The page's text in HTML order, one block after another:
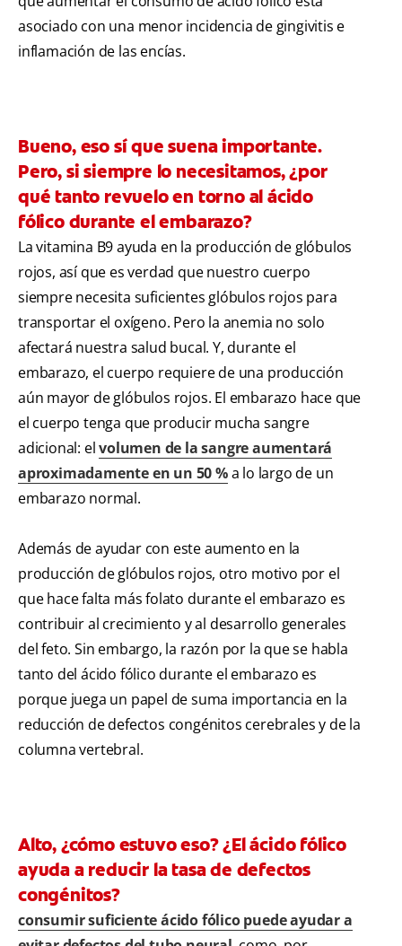
asociado con una menor incidencia de gingivitis e
inflamación de las encías.
Bueno, eso sí que suena importante.
Pero, si siempre lo necesitamos, ¿por
qué tanto revuelo en torno al ácido
fólico durante el embarazo?
La vitamina B9 ayuda en la producción de glóbulos
rojos, así que es verdad que nuestro cuerpo
siempre necesita suficientes glóbulos rojos para
transportar el oxígeno. Pero la anemia no solo
afectará nuestra salud bucal. Y, durante el
embarazo, el cuerpo requiere de una producción
aún mayor de glóbulos rojos. El embarazo hace que
el cuerpo tenga que producir mucha sangre
adicional: elvolumen de la sangre aumentará
aproximadamente en un 50 %a lo largo de un
embarazo normal.
Además de ayudar con este aumento en la
producción de glóbulos rojos, otro motivo por el
que hace falta más folato durante el embarazo es
contribuir al crecimiento y al desarrollo generales
del feto. Sin embargo, la razón por la que se habla
tanto del ácido fólico durante el embarazo es
porque juega un papel de suma importancia en la
reducción de defectos congénitos cerebrales y de la
columna vertebral.
Alto, ¿cómo estuvo eso? ¿El ácido fólico
ayuda a reducir la tasa de defectos
congénitos?
consumir suficiente ácido fólico puede ayudar a